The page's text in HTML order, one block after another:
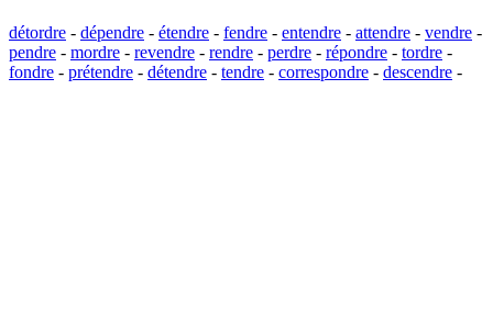
détordre - dépendre - étendre - fendre - entendre - attendre - vendre -
pendre - mordre - revendre - rendre - perdre - répondre - tordre -
fondre - prétendre - détendre - tendre - correspondre - descendre -